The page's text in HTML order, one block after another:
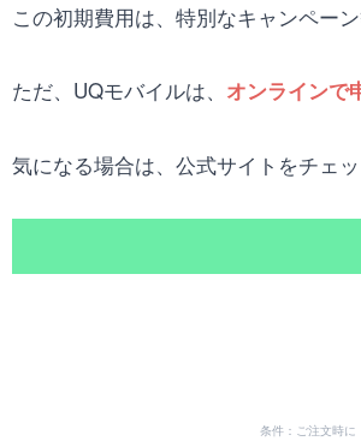
この初期費用は、特別なキャンペー
ただ、UQモバイルは、 オンラインで
気になる場合は、公式サイトをチェ
条件：ご注文時